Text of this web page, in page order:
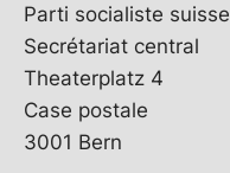
Parti socialiste suisse
Secrétariat central
Theaterplatz 4
Case postale
3001 Bern